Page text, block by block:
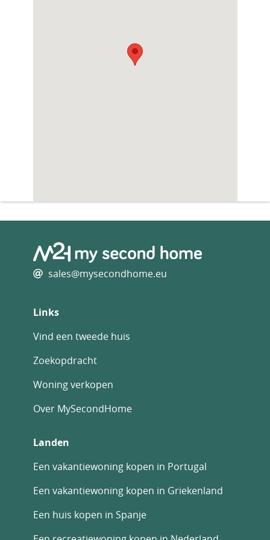
sales@mysecondhome.eu
Links
Vind een tweede huis
Zoekopdracht
Woning verkopen
Over MySecondHome
Landen
Een vakantiewoning kopen in Portugal
Een vakantiewoning kopen in Griekenland
Een huis kopen in Spanje